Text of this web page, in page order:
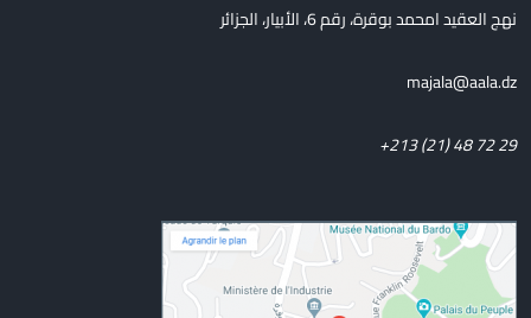
نهج العقيد امحمد بوقرة، رقم 6، الأبيار، الجزائر
majala@aala.dz
+213 (21) 48 72 29